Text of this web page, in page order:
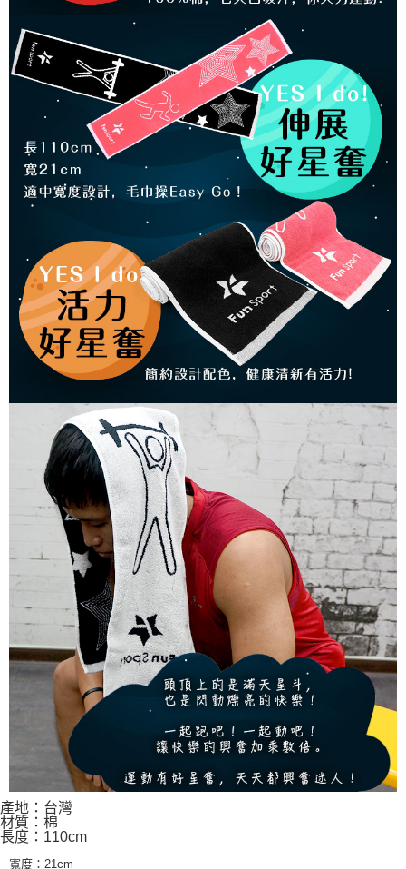
產地：台灣
材質：棉
長度：110cm
寬度：21cm